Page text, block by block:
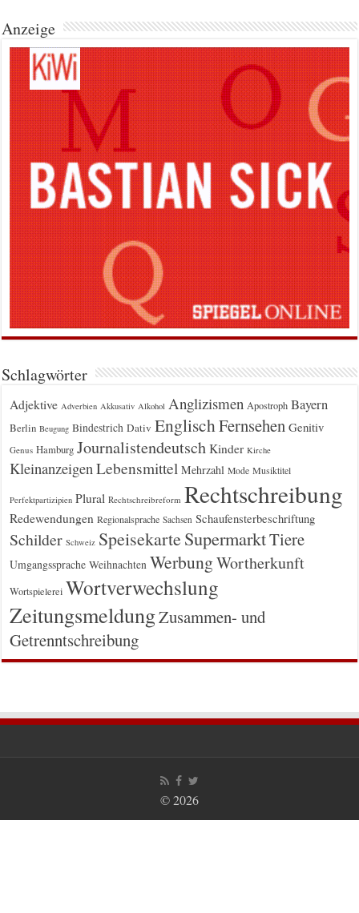
Anzeige
Schlagwörter
Adjektive Adverbien Akkusativ Alkohol Anglizismen Apostroph Bayern
Berlin Beugung Bindestrich Dativ EnglischFernsehen Genitiv
Genus Hamburg Journalistendeutsch Kinder Kirche
Kleinanzeigen Lebensmittel Mehrzahl Mode Musiktitel
Perfektpartizipien Plural Rechtschreibreform Rechtschreibung
Redewendungen Regionalsprache Sachsen Schaufensterbeschriftung
Schilder Schweiz Speisekarte SupermarktTiere
Umgangssprache Weihnachten WerbungWortherkunft
Wortspielerei Wortverwechslung
ZeitungsmeldungZusammen- und
Getrenntschreibung
© 2026